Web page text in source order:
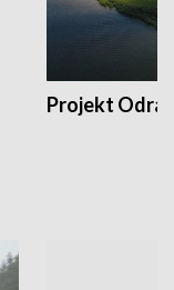
Projekt Odra